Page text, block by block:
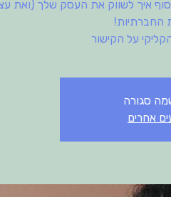
סוף איך לשווק את העסק שלך (ואת
על הקישור
סגורה
אחרים